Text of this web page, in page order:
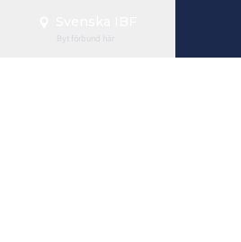
Byt förbund här